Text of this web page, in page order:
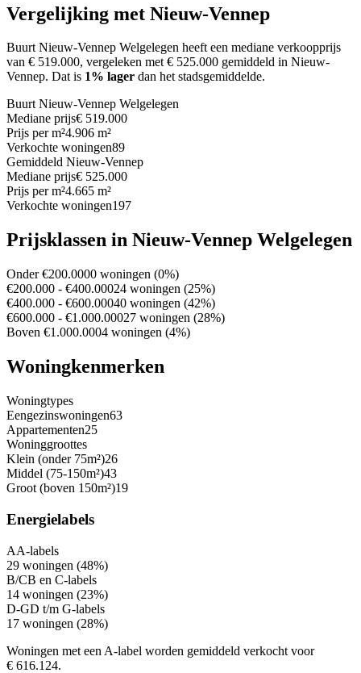
Vergelijking met Nieuw-Vennep
Buurt Nieuw-Vennep Welgelegen heeft een mediane verkoopprijs
van € 519.000, vergeleken met € 525.000 gemiddeld in Nieuw-
Vennep. Dat is 1% lager dan het stadsgemiddelde.
Buurt Nieuw-Vennep Welgelegen
Mediane prijs€ 519.000
Prijs per m²4.906 m²
Verkochte woningen89
Gemiddeld Nieuw-Vennep
Mediane prijs€ 525.000
Prijs per m²4.665 m²
Verkochte woningen197
Prijsklassen in Nieuw-Vennep Welgelegen
Onder €200.0000 woningen (0%)
€200.000 - €400.00024 woningen (25%)
€400.000 - €600.00040 woningen (42%)
€600.000 - €1.000.00027 woningen (28%)
Boven €1.000.0004 woningen (4%)
Woningkenmerken
Woningtypes
Eengezinswoningen63
Appartementen25
Woninggroottes
Klein (onder 75m²)26
Middel (75-150m²)43
Groot (boven 150m²)19
Energielabels
AA-labels
29 woningen (48%)
B/CB en C-labels
14 woningen (23%)
D-GD t/m G-labels
17 woningen (28%)
Woningen met een A-label worden gemiddeld verkocht voor
€ 616.124.